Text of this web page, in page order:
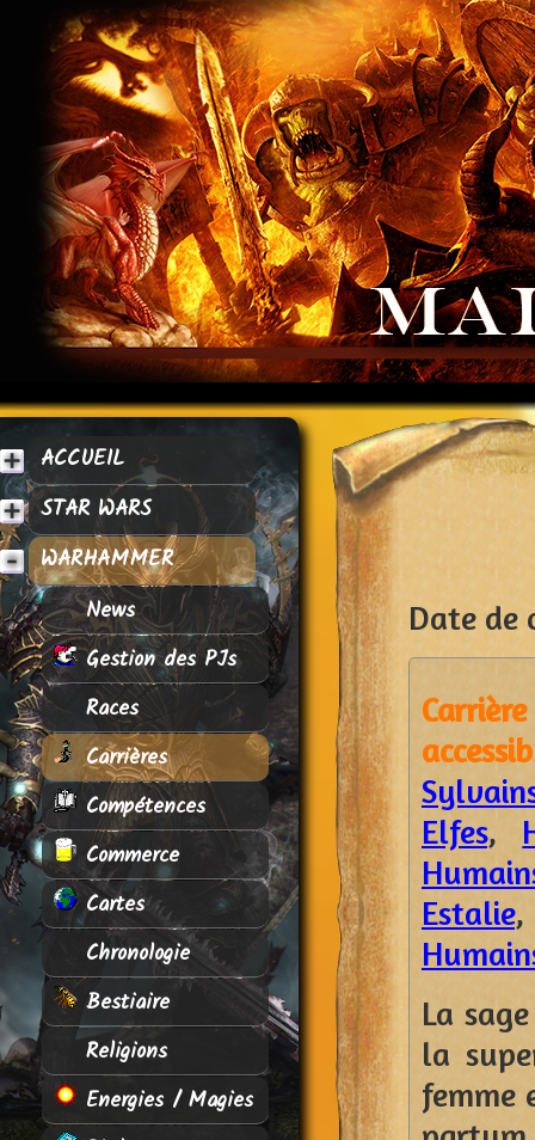
ACCUEIL
STAR WARS
WARHAMMER
News
Gestion des PJs
Races
Carrières
Compétences
Commerce
Cartes
Chronologie
Bestiaire
Religions
Energies / Magies
Date de
Elfes,
Estalie
La
la
femme